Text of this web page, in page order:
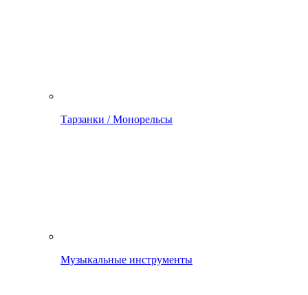
Тарзанки / Монорельсы
Музыкальные инструменты